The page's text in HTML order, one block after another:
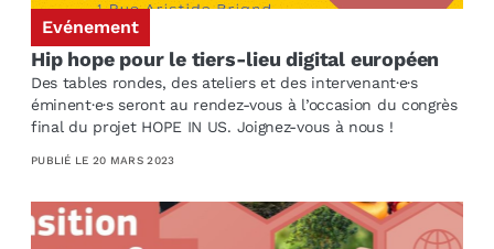
Evénement
Hip hope pour le tiers-lieu digital européen
Des tables rondes, des ateliers et des intervenant·e·s
éminent·e·s seront au rendez-vous à l’occasion du congrès
final du projet HOPE IN US. Joignez-vous à nous !
PUBLIÉ LE 20 MARS 2023